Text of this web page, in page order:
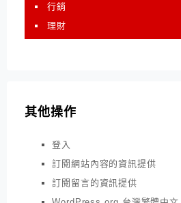
行銷
理財
其他操作
登入
訂閱網站內容的資訊提供
訂閱留言的資訊提供